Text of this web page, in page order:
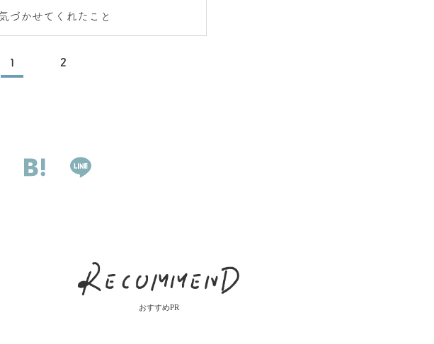
づかせてくれたこと
1 2
おすすめPR